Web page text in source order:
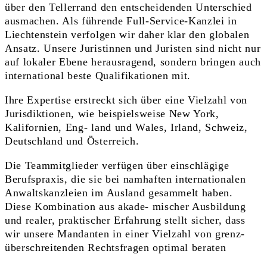
über den Tellerrand den entscheidenden Unterschied
ausmachen. Als führende Full-Service-Kanzlei in
Liechtenstein verfolgen wir daher klar den globalen
Ansatz. Unsere Juristinnen und Juristen sind nicht nur
auf lokaler Ebene herausragend, sondern bringen auch
international beste Qualifikationen mit.
Ihre Expertise erstreckt sich über eine Vielzahl von
Jurisdiktionen, wie beispielsweise New York,
Kalifornien, Eng- land und Wales, Irland, Schweiz,
Deutschland und Österreich.
Die Teammitglieder verfügen über einschlägige
Berufspraxis, die sie bei namhaften internationalen
Anwaltskanzleien im Ausland gesammelt haben.
Diese Kombination aus akade- mischer Ausbildung
und realer, praktischer Erfahrung stellt sicher, dass
wir unsere Mandanten in einer Vielzahl von grenz-
überschreitenden Rechtsfragen optimal beraten